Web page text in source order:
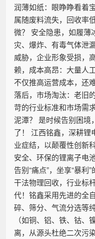
润薄如纸：眼睁睁看着
属随废料流失，回收率
微？ 安全隐患，如履薄
灾、爆炸、有毒气体泄
威胁，企业形象受损，
赖，成本高昂：大量人
不仅推高运营成本，还
落后，市场淘汰：老旧
苛的行业标准和市场需
泥潭？ 是时候告别困境
了！ 江西铭鑫，深耕锂
业症结，以颠覆性创新
安全、环保的锂离子电
告别“痛点”，坐享“暴
干法物理回收，行业标
代！铭鑫采用先进的全
碎、筛分、气流分选等
（如铜、铝、铁、钴
离，从源头杜绝二次污